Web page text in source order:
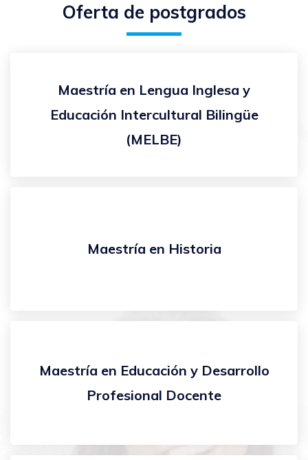
Oferta de postgrados
Maestría en Lengua Inglesa y
Educación Intercultural Bilingüe
(MELBE)
Maestría en Historia
Maestría en Educación y Desarrollo
Profesional Docente